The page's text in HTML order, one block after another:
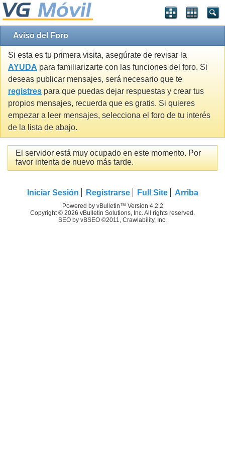
Aviso del Foro
Si esta es tu primera visita, asegúrate de revisar la
AYUDA para familiarizarte con las funciones del foro. Si
deseas publicar mensajes, será necesario que te
registres para que puedas dejar respuestas y crear tus
propios mensajes, recuerda que es gratis. Si quieres
empezar a leer mensajes, selecciona el foro de tu interés
de la lista de abajo.
El servidor está muy ocupado en este momento. Por
favor intenta de nuevo más tarde.
Iniciar Sesión Registrarse Full Site Arriba
Powered by vBulletin™ Version 4.2.2
Copyright © 2026 vBulletin Solutions, Inc. All rights reserved.
SEO by vBSEO ©2011, Crawlability, Inc.